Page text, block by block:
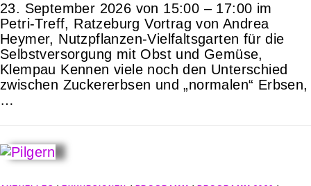
23. September 2026 von 15:00 – 17:00 im
Petri-Treff, Ratzeburg Vortrag von Andrea
Heymer, Nutzpflanzen-Vielfaltsgarten für die
Selbstversorgung mit Obst und Gemüse,
Klempau Kennen viele noch den Unterschied
zwischen Zuckererbsen und „normalen“ Erbsen,
…